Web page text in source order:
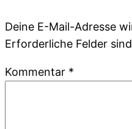
Deine E-Mail-Adresse
Erforderliche Felder
Kommentar *